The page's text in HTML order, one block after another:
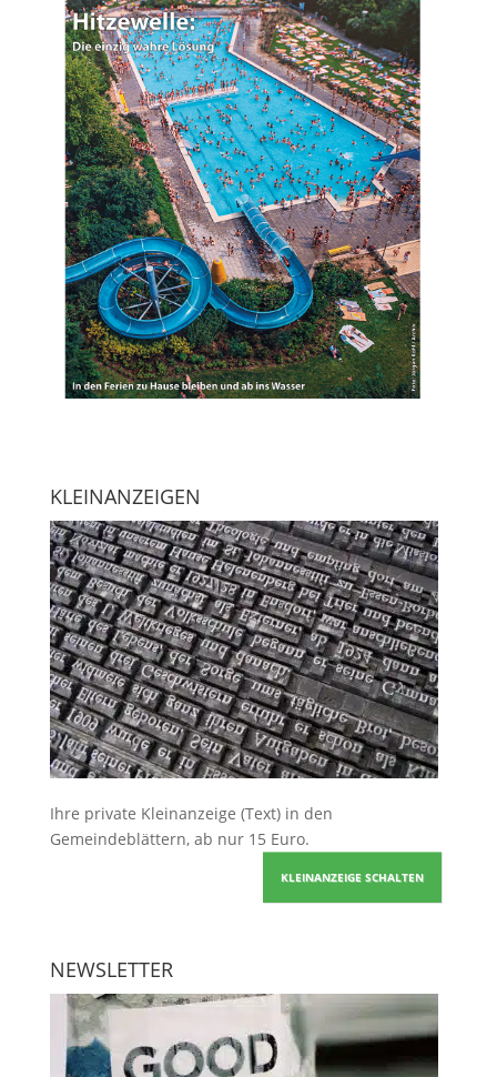
KLEINANZEIGEN
Ihre private Kleinanzeige (Text) in den
Gemeindeblättern, ab nur 15 Euro.
KLEINANZEIGE SCHALTEN
NEWSLETTER